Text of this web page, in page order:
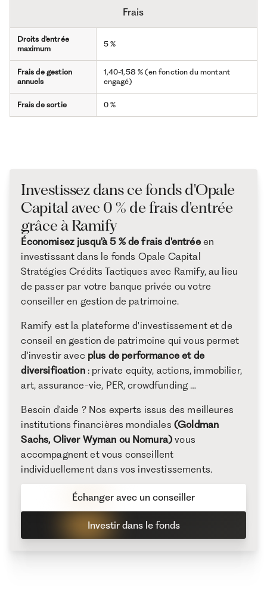
Frais
Droits d'entrée
maximum
5 %
Frais de gestion
annuels
1,40-1,58 % (en fonction du montant
engagé)
Frais de sortie 0 %
Investissez dans ce fonds d'Opale
Capital avec 0 % de frais d'entrée
grâce à Ramify
Économisez jusqu'à 5 % de frais d'entréeen
investissant dans le fonds Opale Capital
Stratégies Crédits Tactiques avec Ramify, au lieu
de passer par votre banque privée ou votre
conseiller en gestion de patrimoine.
Ramify est la plateforme d'investissement et de
conseil en gestion de patrimoine qui vous permet
d'investir avec plus de performance et de
diversification: private equity, actions, immobilier,
art, assurance-vie, PER, crowdfunding …
Besoin d'aide ? Nos experts issus des meilleures
institutions financières mondiales (Goldman
Sachs, Oliver Wyman ou Nomura) vous
accompagnent et vous conseillent
individuellement dans vos investissements.
Investir dans le fonds
Échanger avec un conseiller